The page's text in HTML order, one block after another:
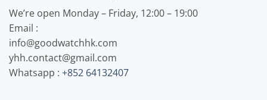
We’re open Monday – Friday, 12:00 – 19:00
Email :
info@goodwatchhk.com
yhh.contact@gmail.com
Whatsapp : +852 64132407